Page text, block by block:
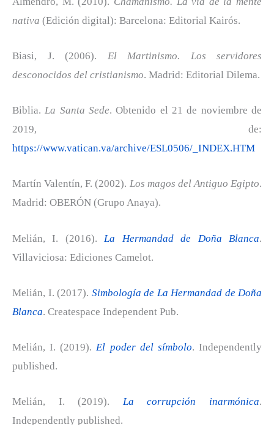
nativa (Edición digital): Barcelona: Editorial Kairós.
Biasi, J. (2006). El Martinismo. Los servidores
desconocidos del cristianismo. Madrid: Editorial Dilema.
Biblia.La Santa Sede. Obtenido el 21 de noviembre de
2019, de:
https://www.vatican.va/archive/ESL0506/_INDEX.HTM
Martín Valentín, F. (2002). Los magos del Antiguo Egipto.
Madrid: OBERÓN (Grupo Anaya).
Melián, I. (2016). La Hermandad de Doña Blanca.
Villaviciosa: Ediciones Camelot.
Melián, I. (2017). Simbología de La Hermandad de Doña
Blanca. Createspace Independent Pub.
Melián, I. (2019).El poder del símbolo. Independently
published.
Melián, I. (2019). La corrupción inarmónica.
Independently published.